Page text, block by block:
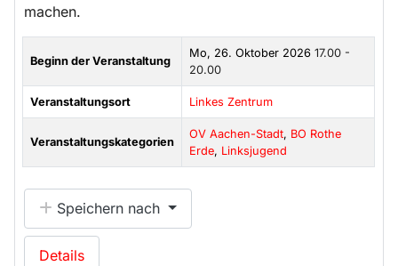
machen.
Beginn der Veranstaltung
Mo, 26. Oktober 202617.00 -
20.00
Veranstaltungsort Linkes Zentrum
Veranstaltungskategorien
OV Aachen-Stadt, BO Rothe
Erde, Linksjugend
Speichern nach
Details